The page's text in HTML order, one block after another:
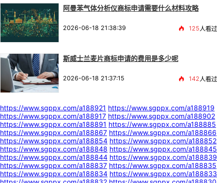
阿曼苯气体分析仪商标申请需要什么材料攻略
2026-06-18 21:38:39 125 人看过
斯威士兰麦片商标申请的费用是多少呢
2026-06-18 21:37:15 142 人看过
https://www.sgppx.com/a188921 https://www.sgppx.com/a188919
https://www.sgppx.com/a188917 https://www.sgppx.com/a188902
https://www.sgppx.com/a188891 https://www.sgppx.com/a188885
https://www.sgppx.com/a188867 https://www.sgppx.com/a188866
https://www.sgppx.com/a188854 https://www.sgppx.com/a188852
https://www.sgppx.com/a188848 https://www.sgppx.com/a188845
https://www.sgppx.com/a188844 https://www.sgppx.com/a188839
https://www.sgppx.com/a188837 https://www.sgppx.com/a188835
https://www.sgppx.com/a188834 https://www.sgppx.com/a188833